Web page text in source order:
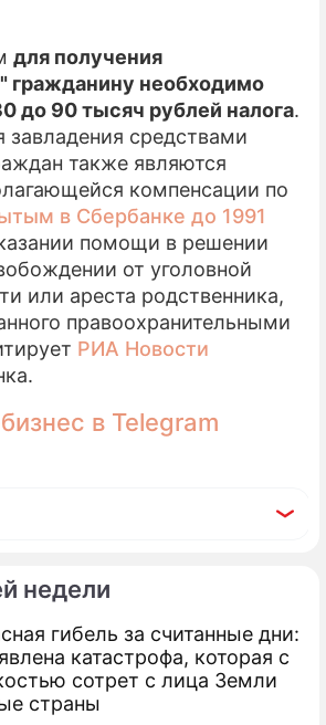
недели
гибель за считанные дни:
катастрофа, которая с
сотрет с лица Земли
страны
для получения
гражданину необходимо
до 90 тысяч рублей налога.
завладения средствами
также являются
компенсации по
в Сбербанке до 1991
помощи в решении
от уголовной
или ареста родственника,
правоохранительными
РИА Новости
в Telegram
Россияне
"письма счастья"